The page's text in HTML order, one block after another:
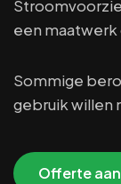
een maatwerk
Sommige
gebruik willen
Offerte